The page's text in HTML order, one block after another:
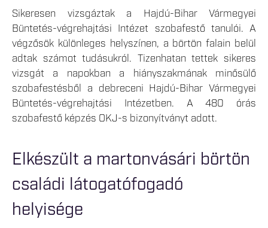
Sikeresen vizsgáztak a Hajdú-Bihar Vármegyei
Büntetés-végrehajtási Intézet szobafestő tanulói. A
végzősök különleges helyszínen, a börtön falain belül
adtak számot tudásukról. Tizenhatan tettek sikeres
vizsgát a napokban a hiányszakmának minősülő
szobafestésből a debreceni Hajdú-Bihar Vármegyei
Büntetés-végrehajtási Intézetben. A 480 órás
szobafestő képzés OKJ-s bizonyítványt adott.
Elkészült a martonvásári börtön
családi látogatófogadó
helyisége